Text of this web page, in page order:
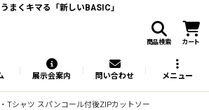
まくキマる「新しいBASIC」
商品検索 カート
展示会案内 問い合わせ メニュー
Tシャツ スパンコール付後ZIPカットソー